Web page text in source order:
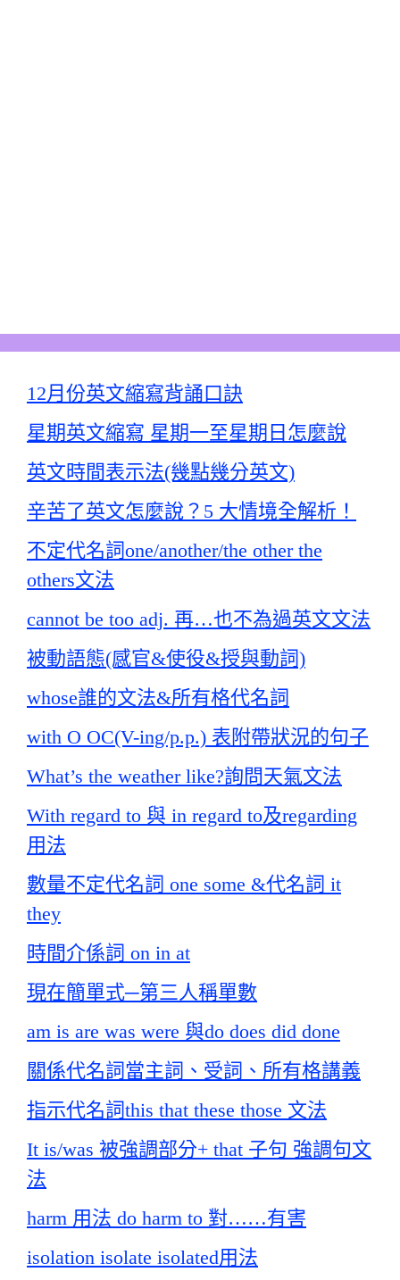
12月份英文縮寫背誦口訣
星期英文縮寫 星期一至星期日怎麼說
英文時間表示法(幾點幾分英文)
辛苦了英文怎麼說？5 大情境全解析！
不定代名詞one/another/the other the
others文法
cannot be too adj. 再…也不為過英文文法
被動語態(感官&使役&授與動詞)
whose誰的文法&所有格代名詞
with O OC(V-ing/p.p.) 表附帶狀況的句子
What’s the weather like?詢問天氣文法
With regard to 與 in regard to及regarding
用法
數量不定代名詞 one some &代名詞 it
they
時間介係詞 on in at
現在簡單式─第三人稱單數
am is are was were 與do does did done
關係代名詞當主詞、受詞、所有格講義
指示代名詞this that these those 文法
It is/was 被強調部分+ that 子句 強調句文
法
harm 用法 do harm to 對……有害
isolation isolate isolated用法